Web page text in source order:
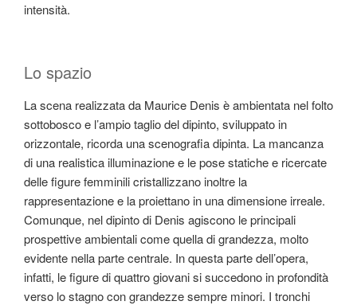
intensità.
Lo spazio
La scena realizzata da Maurice Denis è ambientata nel folto
sottobosco e l’ampio taglio del dipinto, sviluppato in
orizzontale, ricorda una scenografia dipinta. La mancanza
di una realistica illuminazione e le pose statiche e ricercate
delle figure femminili cristallizzano inoltre la
rappresentazione e la proiettano in una dimensione irreale.
Comunque, nel dipinto di Denis agiscono le principali
prospettive ambientali come quella di grandezza, molto
evidente nella parte centrale. In questa parte dell’opera,
infatti, le figure di quattro giovani si succedono in profondità
verso lo stagno con grandezze sempre minori. I tronchi